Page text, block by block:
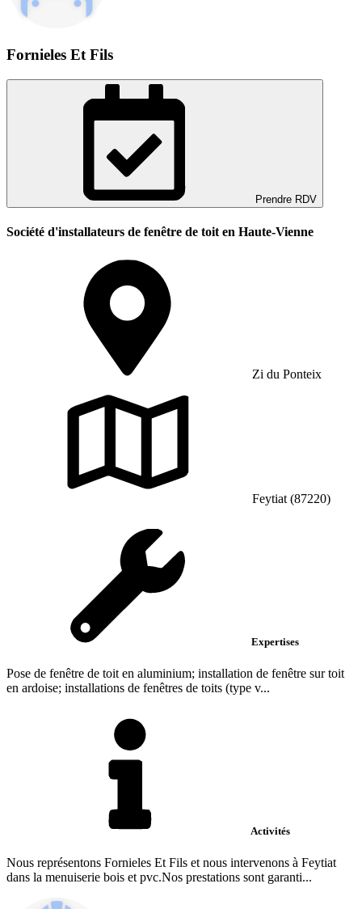
Fornieles Et Fils
Prendre RDV
Société d'installateurs de fenêtre de toit en Haute-Vienne
Zi du Ponteix
Feytiat (87220)
Expertises
Pose de fenêtre de toit en aluminium; installation de fenêtre sur toit
en ardoise; installations de fenêtres de toits (type v...
Activités
Nous représentons Fornieles Et Fils et nous intervenons à Feytiat
dans la menuiserie bois et pvc.Nos prestations sont garanti...